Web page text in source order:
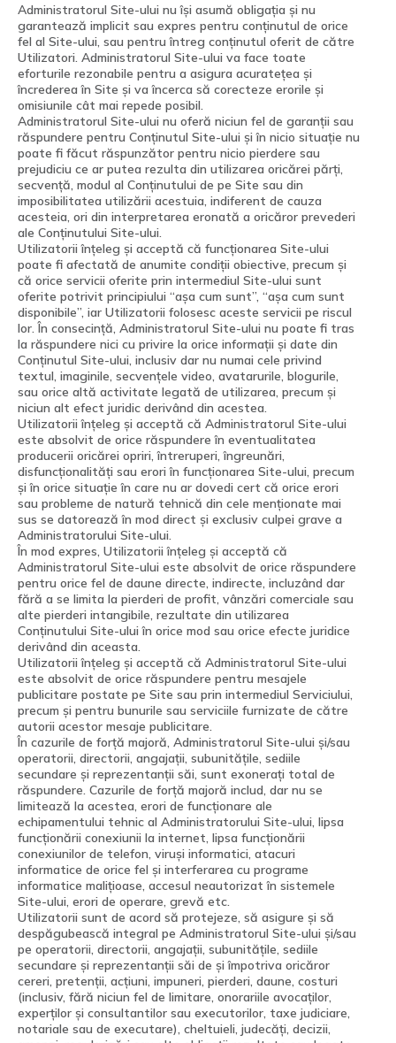
Administratorul Site-ului nu își asumă obligația și nu
garantează implicit sau expres pentru conținutul de orice
fel al Site-ului, sau pentru întreg conținutul oferit de către
Utilizatori. Administratorul Site-ului va face toate
eforturile rezonabile pentru a asigura acuratețea și
încrederea în Site și va încerca să corecteze erorile și
omisiunile cât mai repede posibil.
Administratorul Site-ului nu oferă niciun fel de garanții sau
răspundere pentru Conținutul Site-ului și în nicio situație nu
poate fi făcut răspunzător pentru nicio pierdere sau
prejudiciu ce ar putea rezulta din utilizarea oricărei părți,
secvență, modul al Conținutului de pe Site sau din
imposibilitatea utilizării acestuia, indiferent de cauza
acesteia, ori din interpretarea eronată a oricăror prevederi
ale Conținutului Site-ului.
Utilizatorii înțeleg și acceptă că funcționarea Site-ului
poate fi afectată de anumite condiții obiective, precum și
că orice servicii oferite prin intermediul Site-ului sunt
oferite potrivit principiului “așa cum sunt”, “așa cum sunt
disponibile”, iar Utilizatorii folosesc aceste servicii pe riscul
lor. În consecință, Administratorul Site-ului nu poate fi tras
la răspundere nici cu privire la orice informații și date din
Conținutul Site-ului, inclusiv dar nu numai cele privind
textul, imaginile, secvențele video, avatarurile, blogurile,
sau orice altă activitate legată de utilizarea, precum și
niciun alt efect juridic derivând din acestea.
Utilizatorii înțeleg și acceptă că Administratorul Site-ului
este absolvit de orice răspundere în eventualitatea
producerii oricărei opriri, întreruperi, îngreunări,
disfuncționalități sau erori în funcționarea Site-ului, precum
și în orice situație în care nu ar dovedi cert că orice erori
sau probleme de natură tehnică din cele menționate mai
sus se datorează în mod direct și exclusiv culpei grave a
Administratorului Site-ului.
În mod expres, Utilizatorii înțeleg și acceptă că
Administratorul Site-ului este absolvit de orice răspundere
pentru orice fel de daune directe, indirecte, incluzând dar
fără a se limita la pierderi de profit, vânzări comerciale sau
alte pierderi intangibile, rezultate din utilizarea
Conținutului Site-ului în orice mod sau orice efecte juridice
derivând din aceasta.
Utilizatorii înțeleg și acceptă că Administratorul Site-ului
este absolvit de orice răspundere pentru mesajele
publicitare postate pe Site sau prin intermediul Serviciului,
precum și pentru bunurile sau serviciile furnizate de către
autorii acestor mesaje publicitare.
În cazurile de forță majoră, Administratorul Site-ului și/sau
operatorii, directorii, angajații, subunitățile, sediile
secundare și reprezentanții săi, sunt exonerați total de
răspundere. Cazurile de forță majoră includ, dar nu se
limitează la acestea, erori de funcționare ale
echipamentului tehnic al Administratorului Site-ului, lipsa
funcționării conexiunii la internet, lipsa funcționării
conexiunilor de telefon, viruși informatici, atacuri
informatice de orice fel și interferarea cu programe
informatice malițioase, accesul neautorizat în sistemele
Site-ului, erori de operare, grevă etc.
Utilizatorii sunt de acord să protejeze, să asigure și să
despăgubească integral pe Administratorul Site-ului și/sau
pe operatorii, directorii, angajații, subunitățile, sediile
secundare și reprezentanții săi de și împotriva oricăror
cereri, pretenții, acțiuni, impuneri, pierderi, daune, costuri
(inclusiv, fără niciun fel de limitare, onorariile avocaților,
experților și consultantilor sau executorilor, taxe judiciare,
notariale sau de executare), cheltuieli, judecăți, decizii,